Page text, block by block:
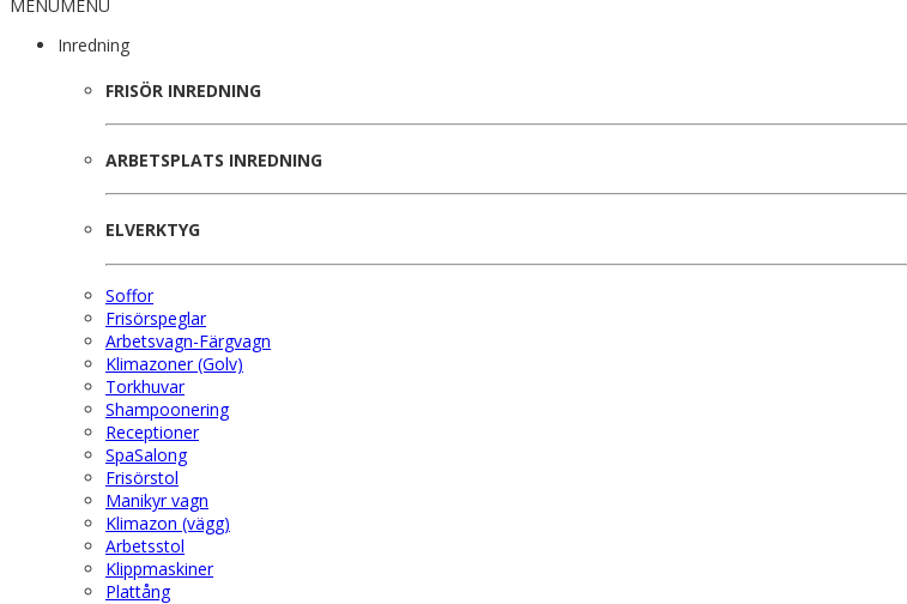
MENU MENU
Inredning
FRISÖR INREDNING
ARBETSPLATS INREDNING
ELVERKTYG
Soffor
Frisörspeglar
Arbetsvagn-Färgvagn
Klimazoner (Golv)
Torkhuvar
Shampoonering
Receptioner
SpaSalong
Frisörstol
Manikyr vagn
Klimazon (vägg)
Arbetsstol
Klippmaskiner
Plattång